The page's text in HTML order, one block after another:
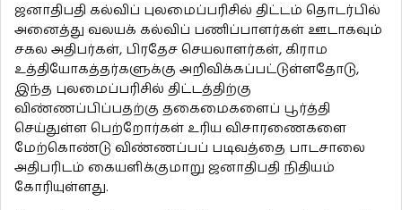
ஜனாதிபதி கல்விப் புலமைப்பரிசில் திட்டம் தொடர்பில்
அனைத்து வலயக் கல்விப் பணிப்பாளர்கள் ஊடாகவும்
சகல அதிபர்கள், பிரதேச செயலாளர்கள், கிராம
உத்தியோகத்தர்களுக்கு அறிவிக்கப்பட்டுள்ளதோடு,
இந்த புலமைப்பரிசில் திட்டத்திற்கு
விண்ணப்பிப்பதற்கு தகைமைகளைப் பூர்த்தி
செய்துள்ள பெற்றோர்கள் உரிய விசாரணைகளை
மேற்கொண்டு விண்ணப்பப் படிவத்தை பாடசாலை
அதிபரிடம் கையளிக்குமாறு ஜனாதிபதி நிதியம்
கோரியுள்ளது.